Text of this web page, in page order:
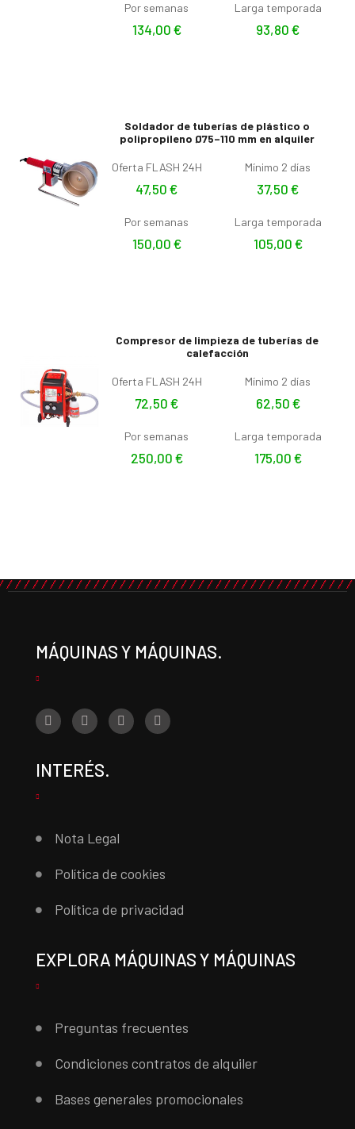
Por semanas
134,00 €
Larga temporada
93,80 €
Soldador de tuberías de plástico o
polipropileno Ø75–110 mm en alquiler
Oferta FLASH 24H
47,50 €
Mínimo 2 días
37,50 €
Por semanas
150,00 €
Larga temporada
105,00 €
Compresor de limpieza de tuberías de
calefacción
Oferta FLASH 24H
72,50 €
Mínimo 2 días
62,50 €
Por semanas
250,00 €
Larga temporada
175,00 €
MÁQUINAS Y MÁQUINAS.
INTERÉS.
Nota Legal
Política de cookies
Política de privacidad
EXPLORA MÁQUINAS Y MÁQUINAS
Preguntas frecuentes
Condiciones contratos de alquiler
Bases generales promocionales